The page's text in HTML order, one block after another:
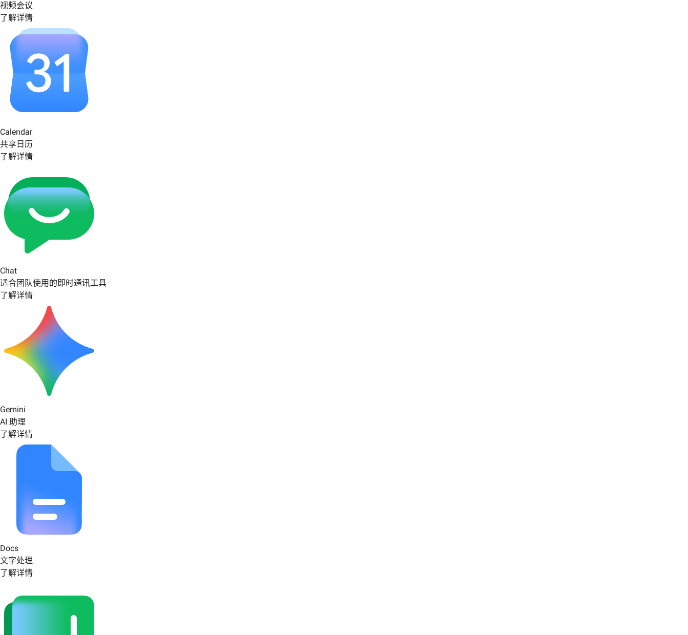
视频会议
了解详情
Calendar
共享日历
了解详情
Chat
适合团队使用的即时通讯工具
了解详情
Gemini
AI 助理
了解详情
Docs
文字处理
了解详情